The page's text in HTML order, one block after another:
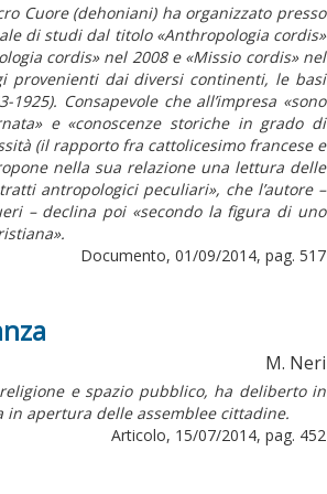
Cuore (dehoniani) ha organizzato presso
di studi dal titolo «Anthropologia cordis»
cordis» nel 2008 e «Missio cordis» nel
provenienti dai diversi continenti, le basi
Consapevole che all’impresa «sono
e «conoscenze storiche in grado di
(il rapporto fra cattolicesimo francese e
nella sua relazione una lettura delle
antropologici peculiari», che l’autore –
– declina poi «secondo la figura di uno
Documento, 01/09/2014, pag. 517
M. Neri
e spazio pubblico, ha deliberto in
apertura delle assemblee cittadine.
Articolo, 15/07/2014, pag. 452